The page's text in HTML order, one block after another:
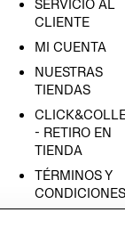
SERVICIO AL
CLIENTE
MI CUENTA
NUESTRAS
TIENDAS
- RETIRO EN
TIENDA
TÉRMINOS Y
CONDICIONES